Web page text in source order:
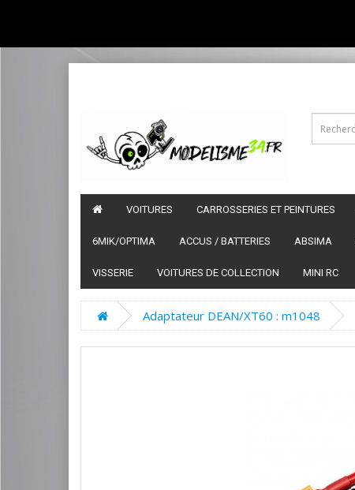
VOITURES CARROSSERIES ET PEINTURES
6MIK/OPTIMA ACCUS / BATTERIES ABSIMA
VISSERIE VOITURES DE COLLECTION MINI RC
Adaptateur DEAN/XT60 : m1048